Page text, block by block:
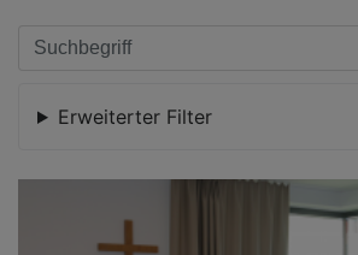
Erweiterter Filter